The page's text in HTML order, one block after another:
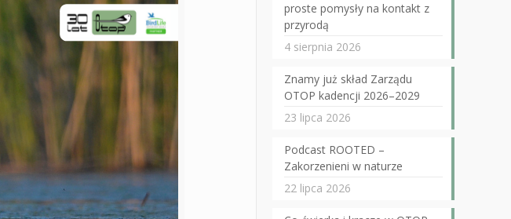
proste pomysły na kontakt z
przyrodą
4 sierpnia 2026
Znamy już skład Zarządu
OTOP kadencji 2026–2029
23 lipca 2026
Podcast ROOTED –
Zakorzenieni w naturze
22 lipca 2026